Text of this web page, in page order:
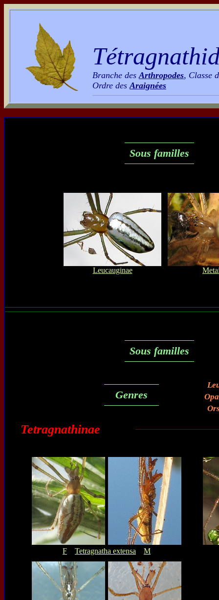
Branche desArthropodes, Classe
Ordre desAraignées
Sous familles
Leucauginae
Sous familles
Genres
Tetragnathinae
F Tetragnatha extensa M